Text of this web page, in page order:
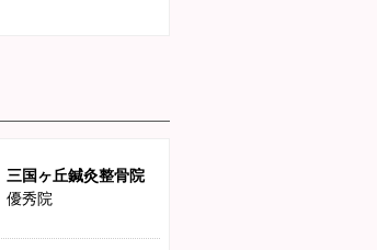
三国ヶ丘鍼灸整骨院
優秀院